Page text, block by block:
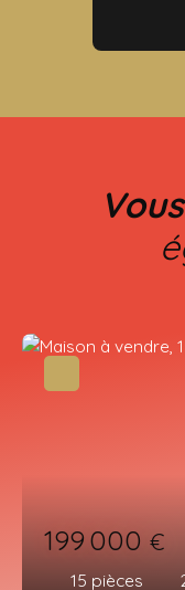
199 000€
15 pièces